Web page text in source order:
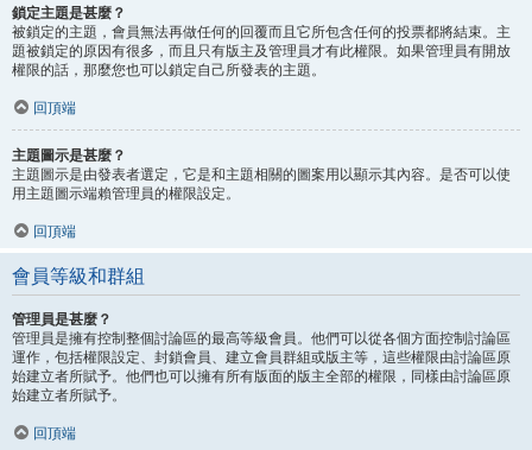
鎖定主題是甚麼？
被鎖定的主題，會員無法再做任何的回覆而且它所包含任何的投票都將結束。主
題被鎖定的原因有很多，而且只有版主及管理員才有此權限。如果管理員有開放
權限的話，那麼您也可以鎖定自己所發表的主題。
回頂端
主題圖示是甚麼？
主題圖示是由發表者選定，它是和主題相關的圖案用以顯示其內容。是否可以使
用主題圖示端賴管理員的權限設定。
回頂端
會員等級和群組
管理員是甚麼？
管理員是擁有控制整個討論區的最高等級會員。他們可以從各個方面控制討論區
運作，包括權限設定、封鎖會員、建立會員群組或版主等，這些權限由討論區原
始建立者所賦予。他們也可以擁有所有版面的版主全部的權限，同樣由討論區原
始建立者所賦予。
回頂端